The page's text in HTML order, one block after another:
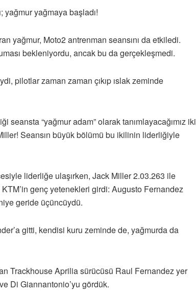
yağmur yağmaya başladı!
yağmur, Moto2 antrenman seansını da etkiledi.
bekleniyordu, ancak bu da gerçekleşmedi.
pilotlar zaman zaman çıkıp ıslak zeminde
“yağmur adam” olarak tanımlayacağımız iki
Seansın büyük bölümü bu ikilinin liderliğiyle
liderliğe ulaşırken, Jack Miller 2.03.263 ile
genç yetenekleri girdi: Augusto Fernandez
geride üçüncüydü.
gitti, kendisi kuru zeminde de, yağmurda da
Trackhouse Aprilia sürücüsü Raul Fernandez yer
Di Giannantonio’yu gördük.